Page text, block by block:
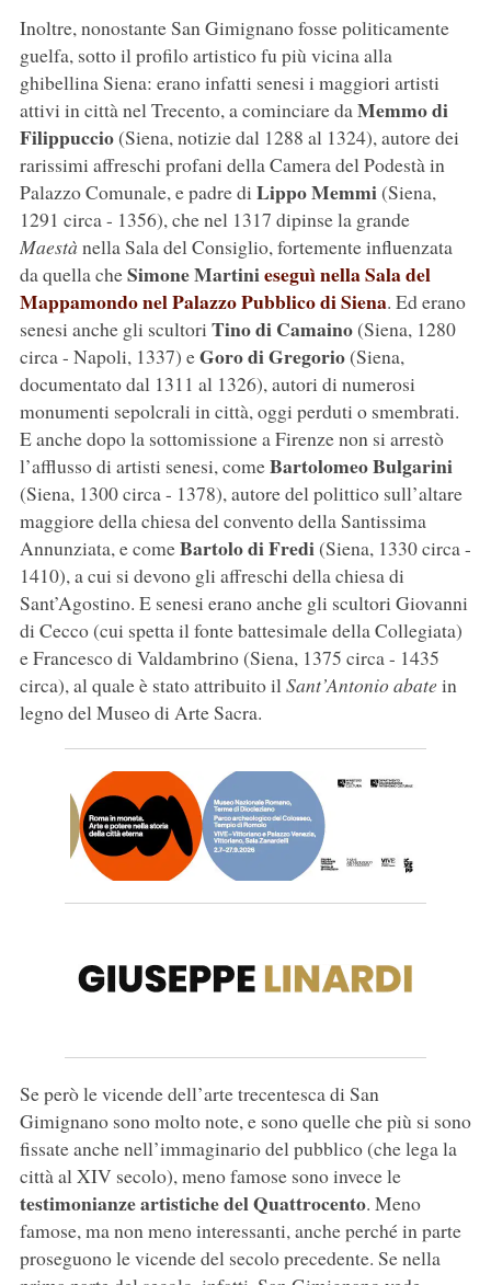
Inoltre, nonostante San Gimignano fosse politicamente
guelfa, sotto il profilo artistico fu più vicina alla
ghibellina Siena: erano infatti senesi i maggiori artisti
attivi in città nel Trecento, a cominciare daMemmo di
Filippuccio(Siena, notizie dal 1288 al 1324), autore dei
rarissimi affreschi profani della Camera del Podestà in
Palazzo Comunale, e padre di Lippo Memmi(Siena,
1291 circa - 1356), che nel 1317 dipinse la grande
Maestà nella Sala del Consiglio, fortemente influenzata
da quella cheSimone Martinieseguì nella Sala del
Mappamondo nel Palazzo Pubblico di Siena. Ed erano
senesi anche gli scultori Tino di Camaino(Siena, 1280
circa - Napoli, 1337) eGoro di Gregorio(Siena,
documentato dal 1311 al 1326), autori di numerosi
monumenti sepolcrali in città, oggi perduti o smembrati.
E anche dopo la sottomissione a Firenze non si arrestò
l’afflusso di artisti senesi, comeBartolomeo Bulgarini
(Siena, 1300 circa - 1378), autore del polittico sull’altare
maggiore della chiesa del convento della Santissima
Annunziata, e comeBartolo di Fredi(Siena, 1330 circa -
1410), a cui si devono gli affreschi della chiesa di
Sant’Agostino. E senesi erano anche gli scultori Giovanni
di Cecco (cui spetta il fonte battesimale della Collegiata)
e Francesco di Valdambrino (Siena, 1375 circa - 1435
circa), al quale è stato attribuito ilSant’Antonio abatein
legno del Museo di Arte Sacra.
Se però le vicende dell’arte trecentesca di San
Gimignano sono molto note, e sono quelle che più si sono
fissate anche nell’immaginario del pubblico (che lega la
città al XIV secolo), meno famose sono invece le
testimonianze artistiche del Quattrocento. Meno
famose, ma non meno interessanti, anche perché in parte
proseguono le vicende del secolo precedente. Se nella